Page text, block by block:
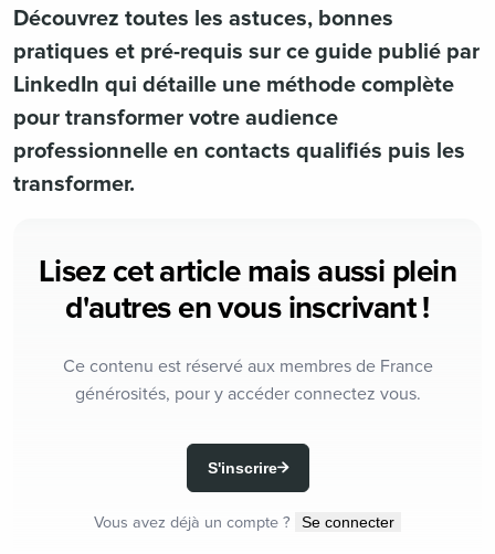
Découvrez toutes les astuces, bonnes
pratiques et pré-requis sur ce guide publié par
LinkedIn qui détaille une méthode complète
pour transformer votre audience
professionnelle en contacts qualifiés puis les
transformer.
Lisez cet article mais aussi plein
d'autres en vous inscrivant !
Ce contenu est réservé aux membres de France
générosités, pour y accéder connectez vous.
S'inscrire
Vous avez déjà un compte ? Se connecter